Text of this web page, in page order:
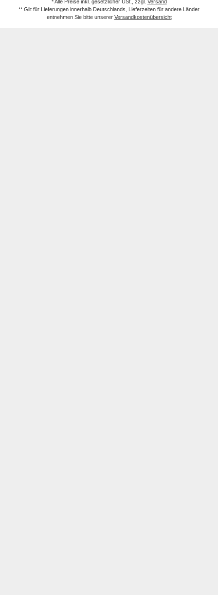
* Alle Preise inkl. gesetzlicher USt., zzgl. Versand
** Gilt für Lieferungen innerhalb Deutschlands, Lieferzeiten für andere Länder
entnehmen Sie bitte unserer Versandkostenübersicht